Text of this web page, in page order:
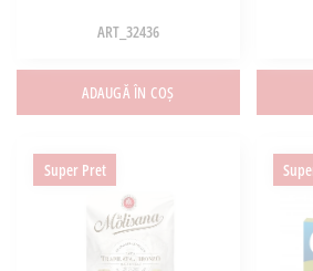
ART_32436
ADAUGĂ ÎN COȘ
Super Pret